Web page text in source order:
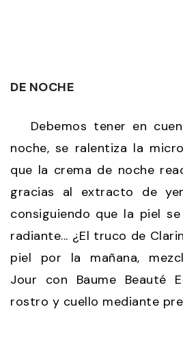
DE NOCHE
Debemos tener en
noche, se ralentiza la
que la crema de noche
gracias al extracto de
consiguiendo que la piel
radiante... ¿El truco de
piel por la mañana,
Jour con Baume Beauté
rostro y cuello mediante